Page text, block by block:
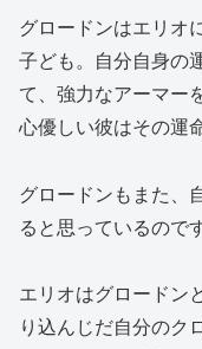
グロードンはエリオ
子ども。自分自身の
て、強力なアーマー
心優しい彼はその運
グロードンもまた、
ると思っているので
エリオはグロードン
り込んじだ自分のク